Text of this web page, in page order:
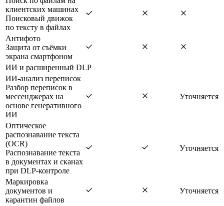
клиентских машинах
Поисковый движок
по тексту в файлах
Антифото
Защита от съёмки
экрана смартфоном
ИИ и расширенный DLP
ИИ-анализ переписок
Разбор переписок в
мессенджерах на
основе генеративного
ИИ
Уточняется
Оптическое
распознавание текста
(OCR)
Распознавание текста
в документах и сканах
при DLP-контроле
Уточняется
Маркировка
документов и
карантин файлов
Уточняется